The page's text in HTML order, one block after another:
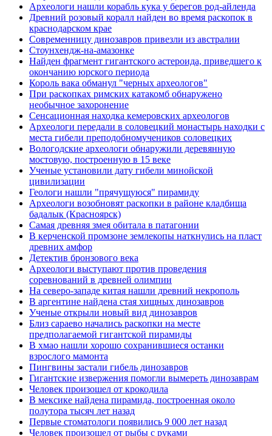
Археологи нашли корабль кука у берегов род-айленда
Древний розовый коралл найден во время раскопок в
краснодарском крае
Современницу динозавров привезли из австралии
Стоунхендж-на-амазонке
Найден фрагмент гигантского астероида, приведшего к
окончанию юрского периода
Король вака обманул "черных археологов"
При раскопках римских катакомб обнаружено
необычное захоронение
Сенсационная находка кемеровских археологов
Археологи передали в соловецкий монастырь находки с
места гибели преподобномучеников соловецких
Вологодские археологи обнаружили деревянную
мостовую, построенную в 15 веке
Ученые установили дату гибели минойской
цивилизации
Геологи нашли "прячущуюся" пирамиду
Археологи возобновят раскопки в районе кладбища
бадалык (Красноярск)
Самая древняя змея обитала в патагонии
В керченской промзоне землекопы наткнулись на пласт
древних амфор
Детектив бронзового века
Археологи выступают против проведения
соревнований в древней олимпии
На северо-западе китая нашли древний некрополь
В аргентине найдена стая хищных динозавров
Ученые открыли новый вид динозавров
Близ сараево начались раскопки на месте
предполагаемой гигантской пирамиды
В хмао нашли хорошо сохранившиеся останки
взрослого мамонта
Пингвины застали гибель динозавров
Гигантские извержения помогли вымереть динозаврам
Человек произошел от крокодила
В мексике найдена пирамида, построенная около
полутора тысяч лет назад
Первые стоматологи появились 9 000 лет назад
Человек произошел от рыбы с руками